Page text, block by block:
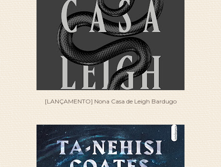
[LANÇAMENTO] Nona Casa de Leigh Bardugo